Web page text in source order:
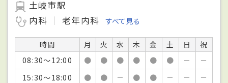
土岐市駅
内科
老年内科 すべて見る
時間 月 火 水 木 金 土 日
祝
08:30～12:00
● ● ● ● ● ● －
－
15:30～18:00
● ● － ● ● － － －